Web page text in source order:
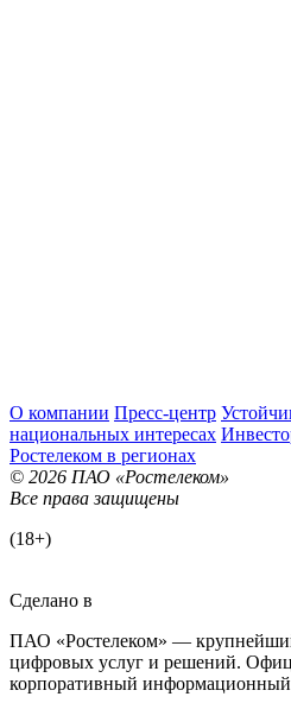
О компании Пресс-центр
национальных интересах
Ростелеком в регионах
© 2026 ПАО «Ростелеком»
Все права защищены
(18+)
Сделано в
ПАО «Ростелеком» —
цифровых услуг и решений.
корпоративный